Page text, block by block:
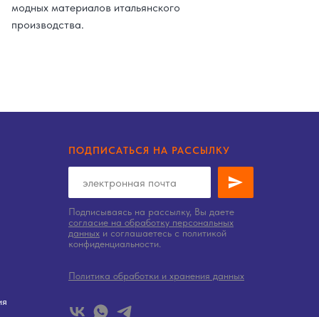
модных материалов итальянского
производства.
ПОДПИСАТЬСЯ НА РАССЫЛКУ
Подписываясь на рассылку, Вы даете
согласие на обработку персональных
данных и соглашаетесь c политикой
конфиденциальности.
Политика обработки и хранения данных